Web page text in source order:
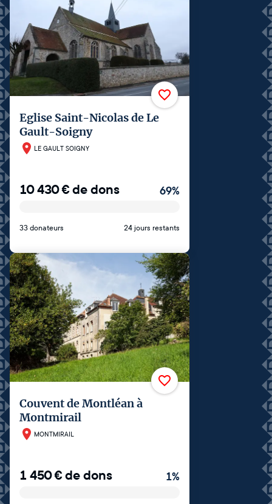
Eglise Saint-Nicolas de Le
Gault-Soigny
LE GAULT SOIGNY
10 430€de dons 69%
33 donateurs 24 jours restants
Couvent de Montléan à
Montmirail
MONTMIRAIL
1 450€de dons 1%